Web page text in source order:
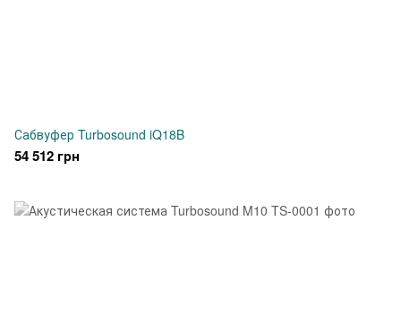
Сабвуфер Turbosound iQ18B
54 512 грн